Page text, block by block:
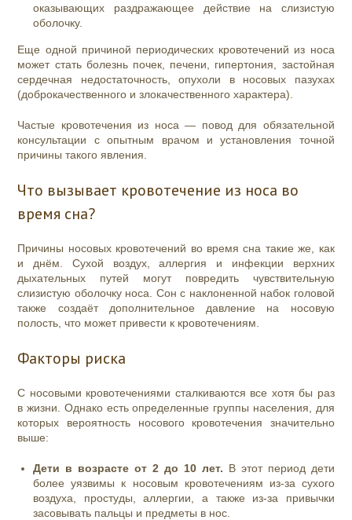
оказывающих раздражающее действие на слизистую
оболочку.
Еще одной причиной периодических кровотечений из носа
может стать болезнь почек, печени, гипертония, застойная
сердечная недостаточность, опухоли в носовых пазухах
(доброкачественного и злокачественного характера).
Частые кровотечения из носа — повод для обязательной
консультации с опытным врачом и установления точной
причины такого явления.
Что вызывает кровотечение из носа во
время сна?
Причины носовых кровотечений во время сна такие же, как
и днём. Сухой воздух, аллергия и инфекции верхних
дыхательных путей могут повредить чувствительную
слизистую оболочку носа. Сон с наклоненной набок головой
также создаёт дополнительное давление на носовую
полость, что может привести к кровотечениям.
Факторы риска
С носовыми кровотечениями сталкиваются все хотя бы раз
в жизни. Однако есть определенные группы населения, для
которых вероятность носового кровотечения значительно
выше:
Дети в возрасте от 2 до 10 лет. В этот период дети
более уязвимы к носовым кровотечениям из-за сухого
воздуха, простуды, аллергии, а также из-за привычки
засовывать пальцы и предметы в нос.